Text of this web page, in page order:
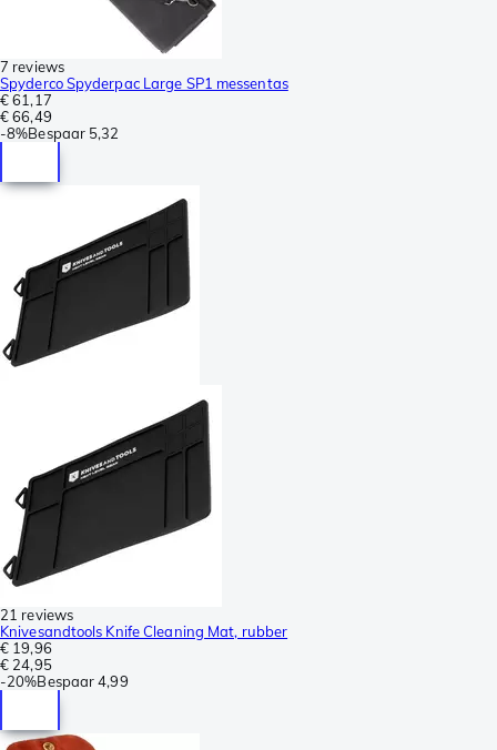
7 reviews
Spyderco Spyderpac Large SP1 messentas
€ 61,17
€ 66,49
-8%Bespaar 5,32
21 reviews
Knivesandtools Knife Cleaning Mat, rubber
€ 19,96
€ 24,95
-20%Bespaar 4,99